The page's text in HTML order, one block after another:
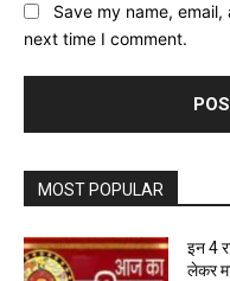
Save my name,
next time I comment.
MOST POPULAR
इन 4
लेकर